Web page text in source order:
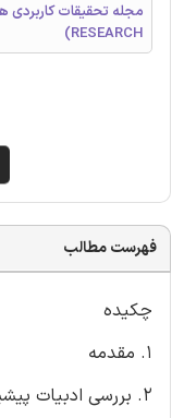
RESEARCH)
فهرست مطالب
چکیده
1. مقدمه
2. بررسی ادبیات پیشینه